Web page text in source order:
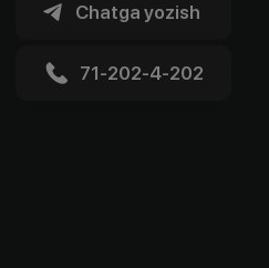
Chatga yozish
71-202-4-202